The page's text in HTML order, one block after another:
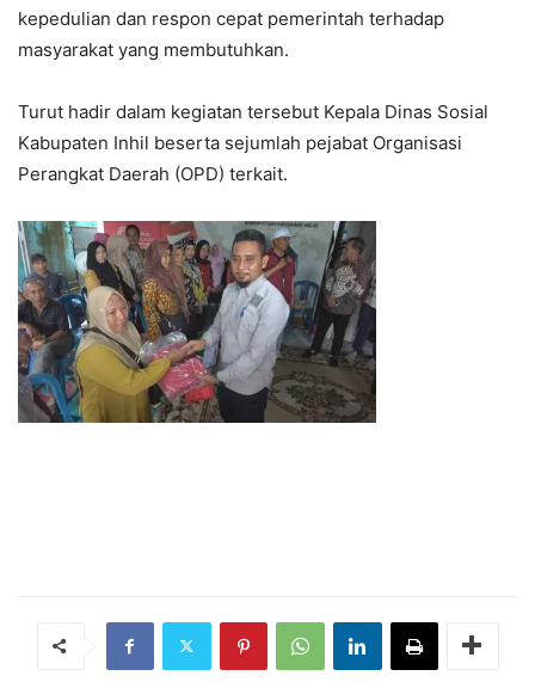
kepedulian dan respon cepat pemerintah terhadap
masyarakat yang membutuhkan.
Turut hadir dalam kegiatan tersebut Kepala Dinas Sosial
Kabupaten Inhil beserta sejumlah pejabat Organisasi
Perangkat Daerah (OPD) terkait.